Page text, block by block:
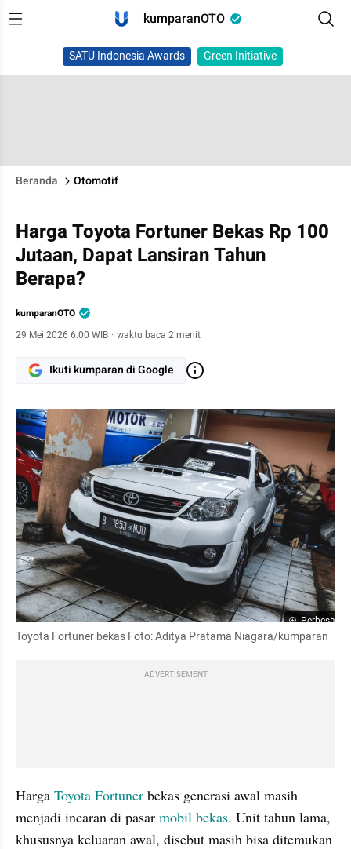
kumparanOTO
SATU Indonesia Awards Green Initiative
Beranda Otomotif
Harga Toyota Fortuner Bekas Rp 100
Jutaan, Dapat Lansiran Tahun
Berapa?
kumparanOTO
29 Mei 2026 6:00 WIB · waktu baca 2 menit
Ikuti kumparan di Google
Perbesar
Toyota Fortuner bekas Foto: Aditya Pratama Niagara/kumparan
ADVERTISEMENT
Harga Toyota Fortuner bekas generasi awal masih
menjadi incaran di pasar mobil bekas. Unit tahun lama,
khususnya keluaran awal, disebut masih bisa ditemukan